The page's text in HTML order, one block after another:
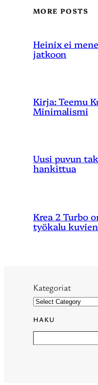
MORE POSTS
Heinix ei mene
jatkoon
Kirja: Teemu
Minimalismi
Uusi puvun
hankittua
Krea 2 Turbo
työkalu
Kategoriat
HAKU